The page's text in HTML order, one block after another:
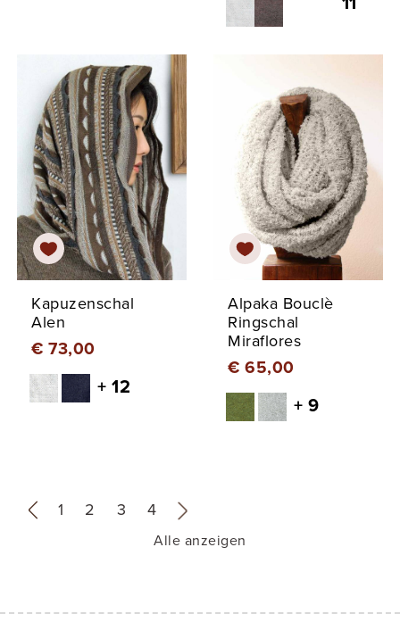
Kapuzenschal
Alen
€ 73,00
+ 12
Alpaka Bouclè
Ringschal
Miraflores
€ 65,00
+ 9
« 1 2 3 4 »
Alle anzeigen